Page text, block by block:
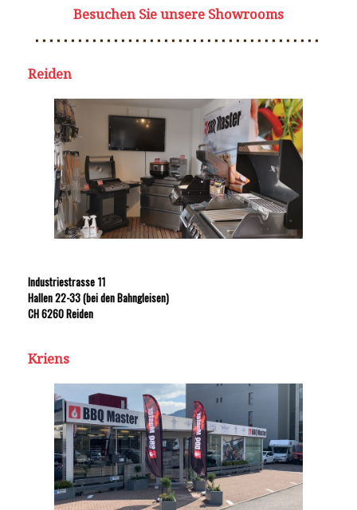
Besuchen Sie unsere Showrooms
Reiden
Industriestrasse 11
Hallen 22-33 (bei den Bahngleisen)
CH 6260 Reiden
Kriens